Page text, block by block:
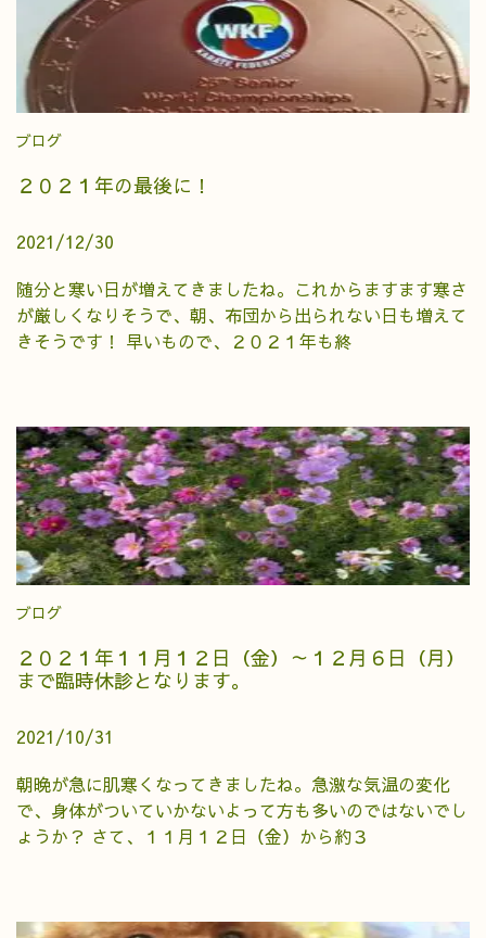
ブログ
２０２１年の最後に！
2021/12/30
随分と寒い日が増えてきましたね。これからますます寒さ
が厳しくなりそうで、朝、布団から出られない日も増えて
きそうです！ 早いもので、２０２１年も終
ブログ
２０２１年１１月１２日（金）～１２月６日（月）
まで臨時休診となります。
2021/10/31
朝晩が急に肌寒くなってきましたね。急激な気温の変化
で、身体がついていかないよって方も多いのではないでし
ょうか？ さて、１１月１２日（金）から約３